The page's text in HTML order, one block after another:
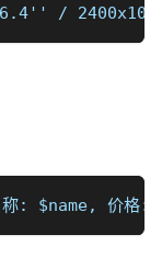
6.4'' /
: $name, 价